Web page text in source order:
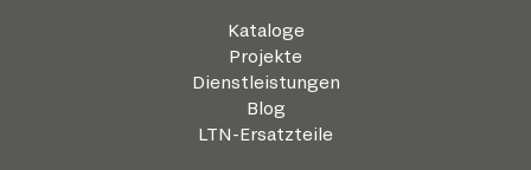
Kataloge
Projekte
Dienstleistungen
Blog
LTN-Ersatzteile